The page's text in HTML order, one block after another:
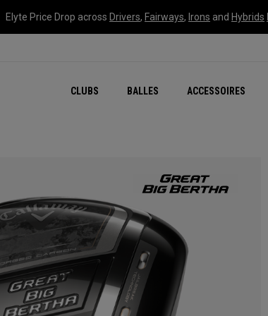
Elyte Price Drop across Drivers, Fairways, Irons and Hybrids
CLUBS BALLES ACCESSOIRES